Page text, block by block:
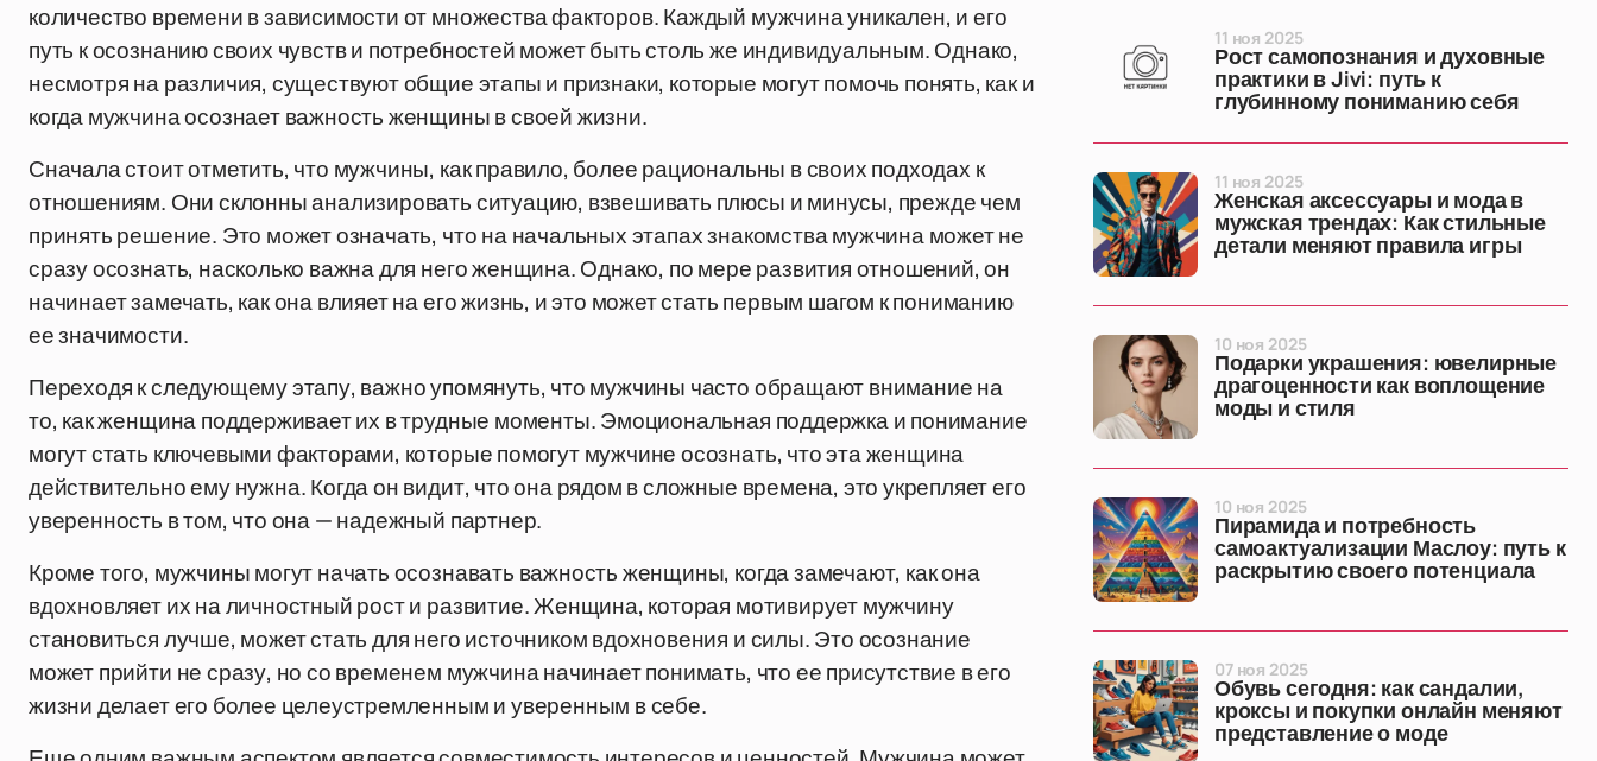
количество времени в зависимости от множества факторов. Каждый мужчина уникален, и его
путь к осознанию своих чувств и потребностей может быть столь же индивидуальным. Однако,
несмотря на различия, существуют общие этапы и признаки, которые могут помочь понять, как и
когда мужчина осознает важность женщины в своей жизни.
Сначала стоит отметить, что мужчины, как правило, более рациональны в своих подходах к
отношениям. Они склонны анализировать ситуацию, взвешивать плюсы и минусы, прежде чем
принять решение. Это может означать, что на начальных этапах знакомства мужчина может не
сразу осознать, насколько важна для него женщина. Однако, по мере развития отношений, он
начинает замечать, как она влияет на его жизнь, и это может стать первым шагом к пониманию
ее значимости.
Переходя к следующему этапу, важно упомянуть, что мужчины часто обращают внимание на
то, как женщина поддерживает их в трудные моменты. Эмоциональная поддержка и понимание
могут стать ключевыми факторами, которые помогут мужчине осознать, что эта женщина
действительно ему нужна. Когда он видит, что она рядом в сложные времена, это укрепляет его
уверенность в том, что она — надежный партнер.
Кроме того, мужчины могут начать осознавать важность женщины, когда замечают, как она
вдохновляет их на личностный рост и развитие. Женщина, которая мотивирует мужчину
становиться лучше, может стать для него источником вдохновения и силы. Это осознание
может прийти не сразу, но со временем мужчина начинает понимать, что ее присутствие в его
жизни делает его более целеустремленным и уверенным в себе.
Рост самопознания и духовные
практики в Jivi: путь к
глубинному пониманию себя
11 ноя 2025
Женская аксессуары и мода в
мужская трендах: Как стильные
детали меняют правила игры
11 ноя 2025
Подарки украшения: ювелирные
драгоценности как воплощение
моды и стиля
10 ноя 2025
Пирамида и потребность
самоактуализации Маслоу: путь к
раскрытию своего потенциала
10 ноя 2025
Обувь сегодня: как сандалии,
кроксы и покупки онлайн меняют
представление о моде
07 ноя 2025